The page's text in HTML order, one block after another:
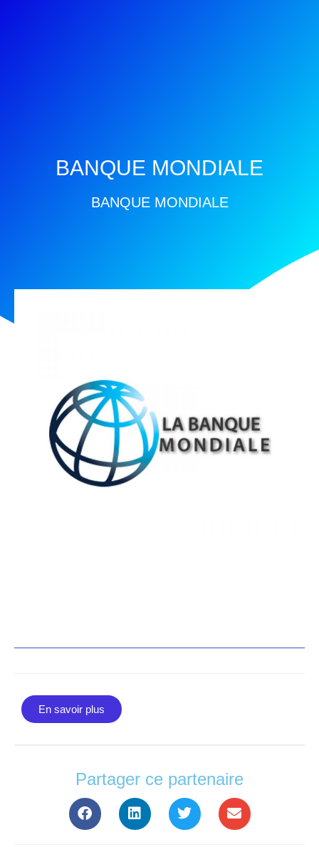
BANQUE MONDIALE
BANQUE MONDIALE
En savoir plus
Partager ce partenaire